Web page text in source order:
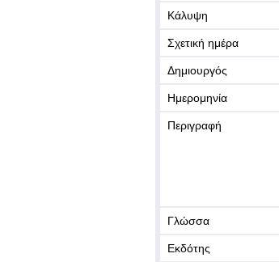
Κάλυψη
Σχετική ημέρα
Δημιουργός
Ημερομηνία
Περιγραφή
Γλώσσα
Εκδότης